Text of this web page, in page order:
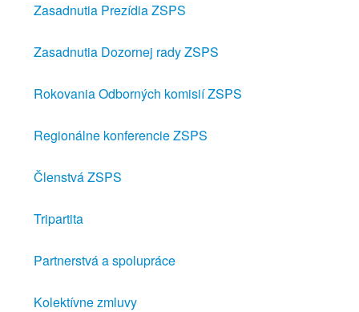
Zasadnutia Prezídia ZSPS
Zasadnutia Dozornej rady ZSPS
Rokovania Odborných komisií ZSPS
Regionálne konferencie ZSPS
Členstvá ZSPS
Tripartita
Partnerstvá a spolupráce
Kolektívne zmluvy